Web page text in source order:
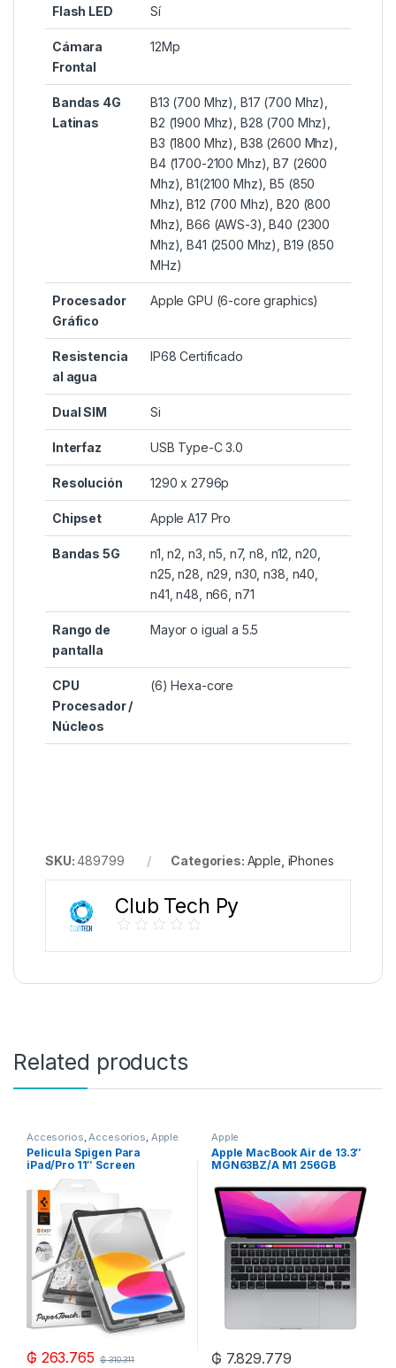
Flash LED Sí
Cámara
Frontal
12Mp
Bandas 4G
Latinas
B13 (700 Mhz), B17 (700 Mhz),
B2 (1900 Mhz), B28 (700 Mhz),
B3 (1800 Mhz), B38 (2600 Mhz),
B4 (1700-2100 Mhz), B7 (2600
Mhz), B1(2100 Mhz), B5 (850
Mhz), B12 (700 Mhz), B20 (800
Mhz), B66 (AWS-3), B40 (2300
Mhz), B41 (2500 Mhz), B19 (850
MHz)
Procesador
Gráfico
Apple GPU (6-core graphics)
Resistencia
al agua
IP68 Certificado
Dual SIM Si
Interfaz USB Type-C 3.0
Resolución 1290 x 2796p
Chipset Apple A17 Pro
Bandas 5G
n1, n2, n3, n5, n7, n8, n12, n20,
n25, n28, n29, n30, n38, n40,
n41, n48, n66, n71
Rango de
pantalla
Mayor o igual a 5.5
CPU
Procesador /
Núcleos
(6) Hexa-core
SKU:489799 Categories: Apple iPhones
Club Tech Py
Related products
Accesorios Accesorios Apple
Pelicula Spigen Para
iPad/Pro 11″ Screen
Protector Paper Touch Pro-
Transparente
₲ 263.765 ₲310.311
Apple
Apple MacBook Air de 13.3″
MGN63BZ/A M1 256GB
₲ 7.829.779